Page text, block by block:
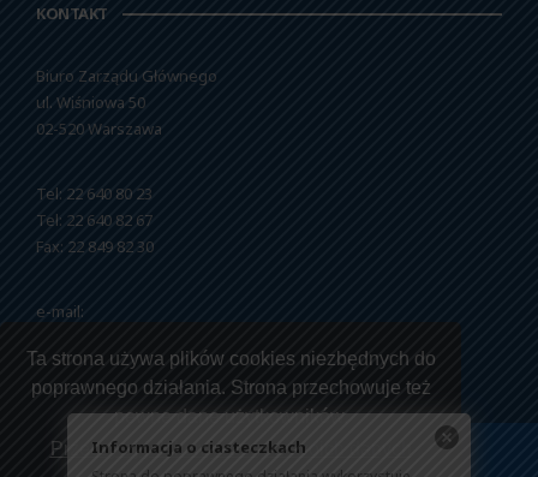
Ta strona używa plików cookies niezbędnych do
poprawnego działania. Strona przechowuje też
pewne dane użytkowników.
Przeczytaj jak korzystamy z twoich danych
KONTAKT
Biuro Zarządu Głównego
ul. Wiśniowa 50
02-520 Warszawa
Tel: 22 640 80 23
Tel: 22 640 82 67
Fax: 22 849 82 30
e-mail:
Informacja o ciasteczkach